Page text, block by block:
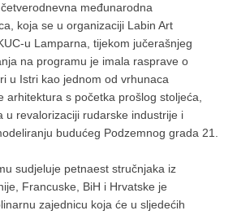
međunarodna
koja se u organizaciji Labin Art
u Lamparna, tijekom jučerašnjeg
na programu je imala rasprave o
u Istri kao jednom od vrhunaca
arhitektura s početka prošlog stoljeća,
u revalorizaciji rudarske industrije i
budućeg Podzemnog grada 21.
sudjeluje petnaest stručnjaka iz
Francuske, BiH i Hrvatske je
zajednicu koja će u sljedećih